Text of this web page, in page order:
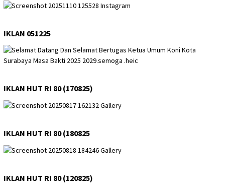
IKLAN 051225
IKLAN HUT RI 80 (170825)
IKLAN HUT RI 80 (180825
IKLAN HUT RI 80 (120825)